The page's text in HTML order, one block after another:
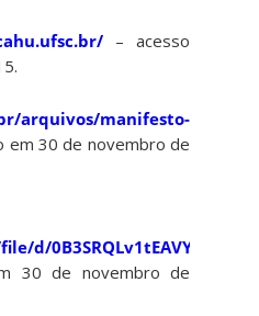
– acesso
arquivos/manifesto-
em 30 de novembro de
d/
30 de novembro de